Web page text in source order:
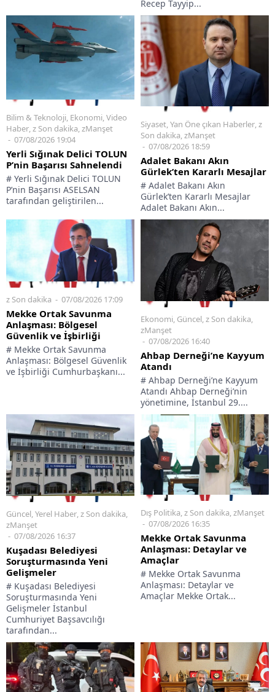
Recep Tayyip...
Bilim & Teknoloji, Ekonomi,Video
Haber,z Son dakika,zManşet
07/08/2026 19:04
Yerli Sığınak Delici TOLUN
P’nin Başarısı Sahnelendi
# Yerli Sığınak Delici TOLUN
P’nin Başarısı ASELSAN
tarafından geliştirilen...
Siyaset,Yan Öne çıkan Haberler,z
Son dakika,zManşet
07/08/2026 18:59
Adalet Bakanı Akın
Gürlek’ten Kararlı Mesajlar
# Adalet Bakanı Akın
Gürlek’ten Kararlı Mesajlar
Adalet Bakanı Akın...
z Son dakika 07/08/2026 17:09
Mekke Ortak Savunma
Anlaşması: Bölgesel
Güvenlik ve İşbirliği
# Mekke Ortak Savunma
Anlaşması: Bölgesel Güvenlik
ve İşbirliği Cumhurbaşkanı...
Ekonomi, Güncel,z Son dakika,
zManşet
07/08/2026 16:40
Ahbap Derneği’ne Kayyum
Atandı
# Ahbap Derneği’ne Kayyum
Atandı Ahbap Derneği’nin
yönetimine, İstanbul 29....
Güncel,Yerel Haber,z Son dakika,
zManşet
07/08/2026 16:37
Kuşadası Belediyesi
Soruşturmasında Yeni
Gelişmeler
# Kuşadası Belediyesi
Soruşturmasında Yeni
Gelişmeler İstanbul
Cumhuriyet Başsavcılığı
tarafından...
Dış Politika,z Son dakika,zManşet
07/08/2026 16:35
Mekke Ortak Savunma
Anlaşması: Detaylar ve
Amaçlar
# Mekke Ortak Savunma
Anlaşması: Detaylar ve
Amaçlar Mekke Ortak...